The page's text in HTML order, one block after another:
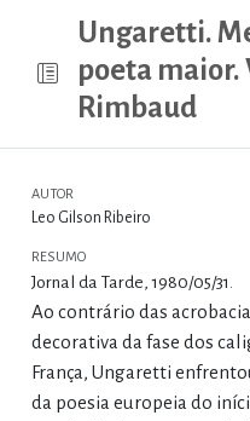
Ungaretti.
poeta maior.
Rimbaud
AUTOR
Leo Gilson Ribeiro
RESUMO
Jornal da Tarde, 1980/05/31.
Ao contrário das
decorativa da fase dos
França, Ungaretti
da poesia europeia do